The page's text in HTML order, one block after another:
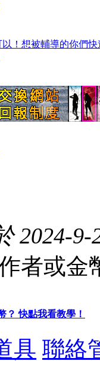
！想被輔導的你們快
2024-9-
者或金
？ 快點我看教學！
具 聯絡